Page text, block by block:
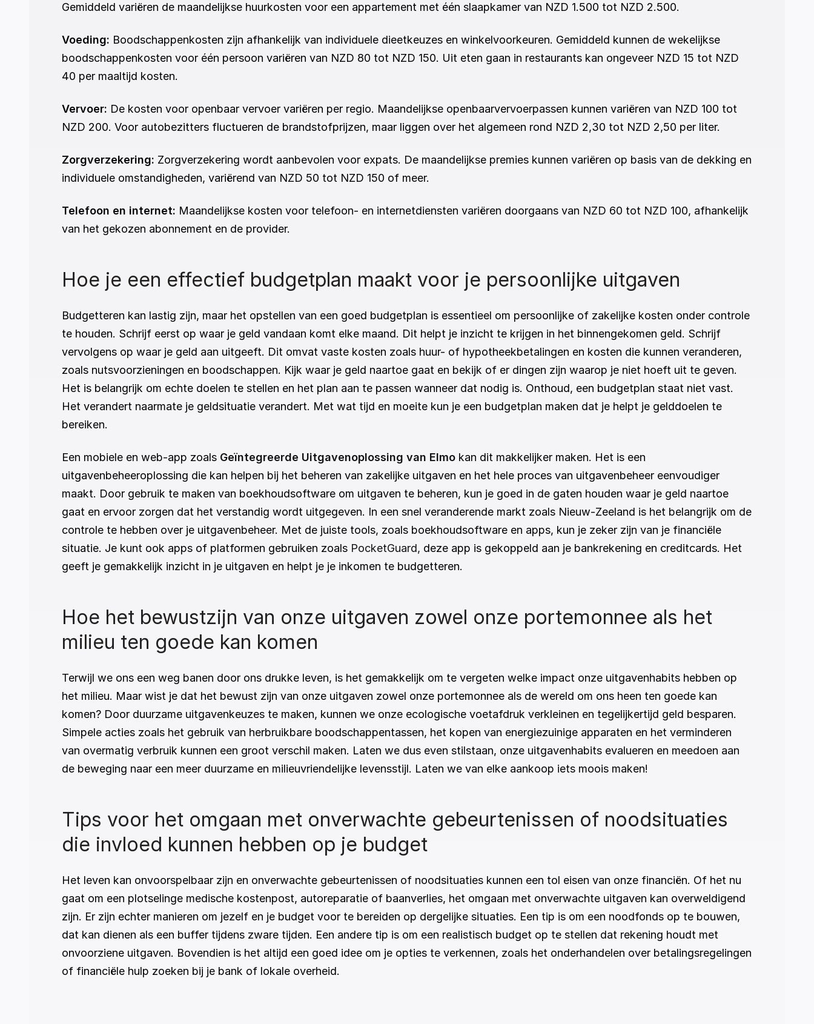
Gemiddeld variëren de maandelijkse huurkosten voor een appartement met één slaapkamer van NZD 1.500 tot NZD 2.500.
Voeding: Boodschappenkosten zijn afhankelijk van individuele dieetkeuzes en winkelvoorkeuren. Gemiddeld kunnen de wekelijkse
boodschappenkosten voor één persoon variëren van NZD 80 tot NZD 150. Uit eten gaan in restaurants kan ongeveer NZD 15 tot NZD
40 per maaltijd kosten.
Vervoer: De kosten voor openbaar vervoer variëren per regio. Maandelijkse openbaarvervoerpassen kunnen variëren van NZD 100 tot
NZD 200. Voor autobezitters fluctueren de brandstofprijzen, maar liggen over het algemeen rond NZD 2,30 tot NZD 2,50 per liter.
Zorgverzekering: Zorgverzekering wordt aanbevolen voor expats. De maandelijkse premies kunnen variëren op basis van de dekking en
individuele omstandigheden, variërend van NZD 50 tot NZD 150 of meer.
Telefoon en internet: Maandelijkse kosten voor telefoon- en internetdiensten variëren doorgaans van NZD 60 tot NZD 100, afhankelijk
van het gekozen abonnement en de provider.
Hoe je een effectief budgetplan maakt voor je persoonlijke uitgaven
Budgetteren kan lastig zijn, maar het opstellen van een goed budgetplan is essentieel om persoonlijke of zakelijke kosten onder controle
te houden. Schrijf eerst op waar je geld vandaan komt elke maand. Dit helpt je inzicht te krijgen in het binnengekomen geld. Schrijf
vervolgens op waar je geld aan uitgeeft. Dit omvat vaste kosten zoals huur- of hypotheekbetalingen en kosten die kunnen veranderen,
zoals nutsvoorzieningen en boodschappen. Kijk waar je geld naartoe gaat en bekijk of er dingen zijn waarop je niet hoeft uit te geven.
Het is belangrijk om echte doelen te stellen en het plan aan te passen wanneer dat nodig is. Onthoud, een budgetplan staat niet vast.
Het verandert naarmate je geldsituatie verandert. Met wat tijd en moeite kun je een budgetplan maken dat je helpt je gelddoelen te
bereiken.
Een mobiele en web-app zoals Geïntegreerde Uitgavenoplossing van Elmo kan dit makkelijker maken. Het is een
uitgavenbeheeroplossing die kan helpen bij het beheren van zakelijke uitgaven en het hele proces van uitgavenbeheer eenvoudiger
maakt. Door gebruik te maken van boekhoudsoftware om uitgaven te beheren, kun je goed in de gaten houden waar je geld naartoe
gaat en ervoor zorgen dat het verstandig wordt uitgegeven. In een snel veranderende markt zoals Nieuw-Zeeland is het belangrijk om de
controle te hebben over je uitgavenbeheer. Met de juiste tools, zoals boekhoudsoftware en apps, kun je zeker zijn van je financiële
situatie. Je kunt ook apps of platformen gebruiken zoals PocketGuard, deze app is gekoppeld aan je bankrekening en creditcards. Het
geeft je gemakkelijk inzicht in je uitgaven en helpt je je inkomen te budgetteren.
Hoe het bewustzijn van onze uitgaven zowel onze portemonnee als het
milieu ten goede kan komen
Terwijl we ons een weg banen door ons drukke leven, is het gemakkelijk om te vergeten welke impact onze uitgavenhabits hebben op
het milieu. Maar wist je dat het bewust zijn van onze uitgaven zowel onze portemonnee als de wereld om ons heen ten goede kan
komen? Door duurzame uitgavenkeuzes te maken, kunnen we onze ecologische voetafdruk verkleinen en tegelijkertijd geld besparen.
Simpele acties zoals het gebruik van herbruikbare boodschappentassen, het kopen van energiezuinige apparaten en het verminderen
van overmatig verbruik kunnen een groot verschil maken. Laten we dus even stilstaan, onze uitgavenhabits evalueren en meedoen aan
de beweging naar een meer duurzame en milieuvriendelijke levensstijl. Laten we van elke aankoop iets moois maken!
Tips voor het omgaan met onverwachte gebeurtenissen of noodsituaties
die invloed kunnen hebben op je budget
Het leven kan onvoorspelbaar zijn en onverwachte gebeurtenissen of noodsituaties kunnen een tol eisen van onze financiën. Of het nu
gaat om een plotselinge medische kostenpost, autoreparatie of baanverlies, het omgaan met onverwachte uitgaven kan overweldigend
zijn. Er zijn echter manieren om jezelf en je budget voor te bereiden op dergelijke situaties. Een tip is om een noodfonds op te bouwen,
dat kan dienen als een buffer tijdens zware tijden. Een andere tip is om een realistisch budget op te stellen dat rekening houdt met
onvoorziene uitgaven. Bovendien is het altijd een goed idee om je opties te verkennen, zoals het onderhandelen over betalingsregelingen
of financiële hulp zoeken bij je bank of lokale overheid.